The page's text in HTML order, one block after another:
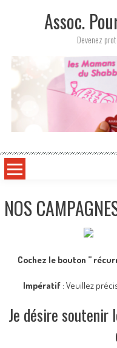
Assoc.
Devenez
NOS
Cochez le bouton ”
Impératif : Veuillez
Je désire soutenir